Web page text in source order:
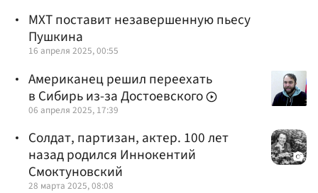
МХТ поставит незавершенную пьесу
Пушкина
16 апреля 2025, 00:55
Американец решил переехать
в Сибирь из-за Достоевского
06 апреля 2025, 17:39
Солдат, партизан, актер. 100 лет
назад родился Иннокентий
Смоктуновский
28 марта 2025, 08:08